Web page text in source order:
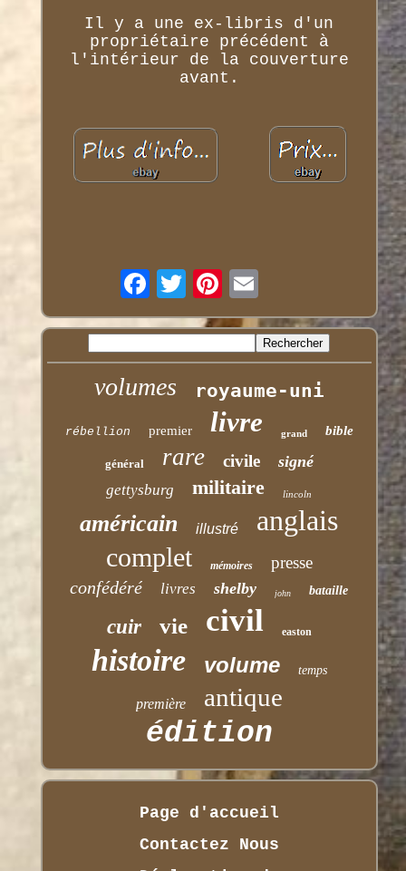
Il y a une ex-libris d'un
propriétaire précédent à
l'intérieur de la couverture
avant.
volumes royaume-uni
rébellion premier livre grand bible
général rare civile signé
gettysburg militaire lincoln
américain illustré anglais
complet mémoires presse
confédéré livres shelby john bataille
cuir vie civil easton
histoire volume temps
première antique
édition
Page d'accueil
Contactez Nous